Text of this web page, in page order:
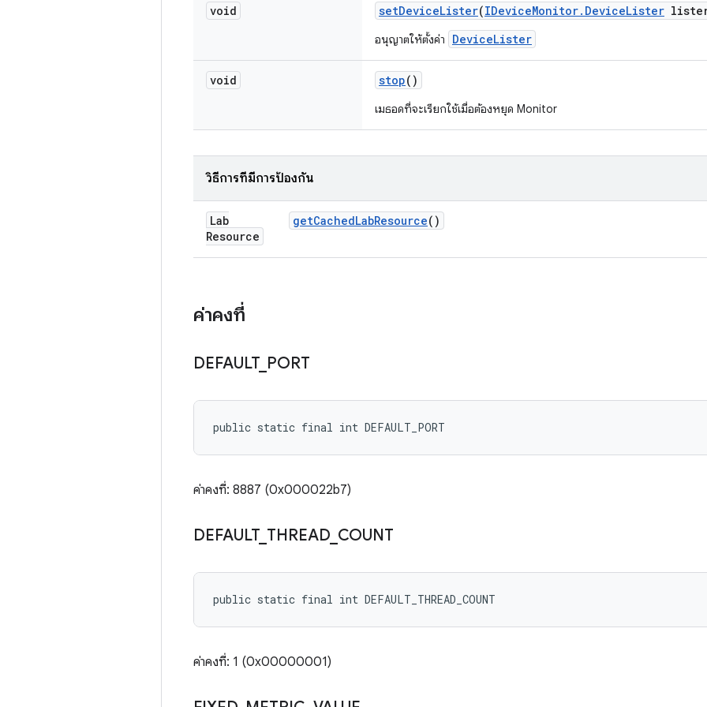
void setDeviceLister(IDeviceMonitor. DeviceLister
อนุญาตให้ตั้งค่า DeviceLister
void stop()
เมธอดที่จะเรียกใช้เมื่อต้องหยุด Monitor
วิธีการที่มีการป้องกัน
Lab
Resource
getCachedLabResource()
ค่าคงที่
DEFAULT_ PORT
public static final int DEFAULT_PORT
ค่าคงที่: 8887 (0x000022b7)
DEFAULT_ THREAD COUNT
public static final int DEFAULT_THREAD_COUNT
ค่าคงที่: 1 (0x00000001)